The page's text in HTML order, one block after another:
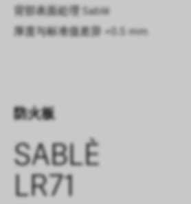
背部表面处理
Sablè
厚度与标准值差异
+0.5 mm
防火板
SABLÈ
LR71